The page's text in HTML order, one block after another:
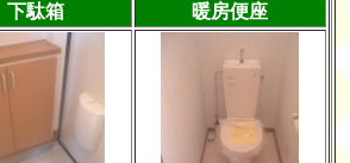
下駄箱 暖房便座